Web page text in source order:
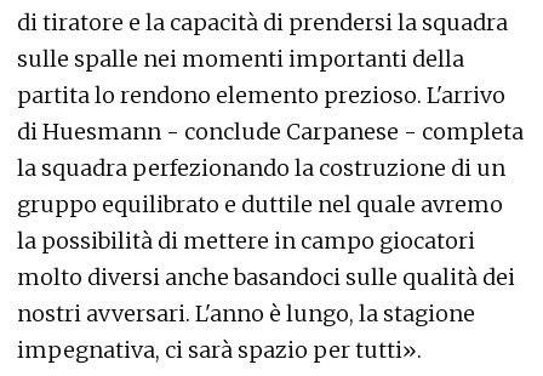
di tiratore e la capacità di prendersi la squadra
sulle spalle nei momenti importanti della
partita lo rendono elemento prezioso. L'arrivo
di Huesmann - conclude Carpanese - completa
la squadra perfezionando la costruzione di un
gruppo equilibrato e duttile nel quale avremo
la possibilità di mettere in campo giocatori
molto diversi anche basandoci sulle qualità dei
nostri avversari. L'anno è lungo, la stagione
impegnativa, ci sarà spazio per tutti».